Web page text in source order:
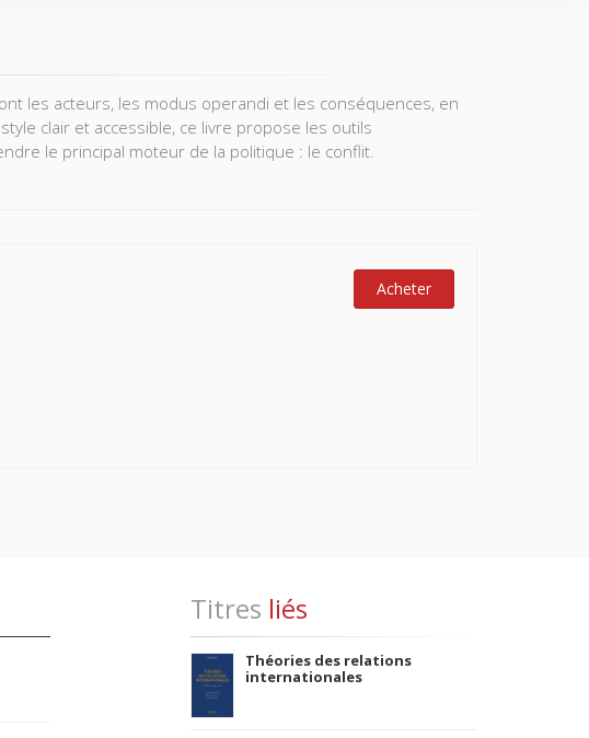
les acteurs, les modus operandi et les conséquences, en
clair et accessible, ce livre propose les outils
le principal moteur de la politique : le conflit.
Acheter
Titres liés
Théories des relations
internationales